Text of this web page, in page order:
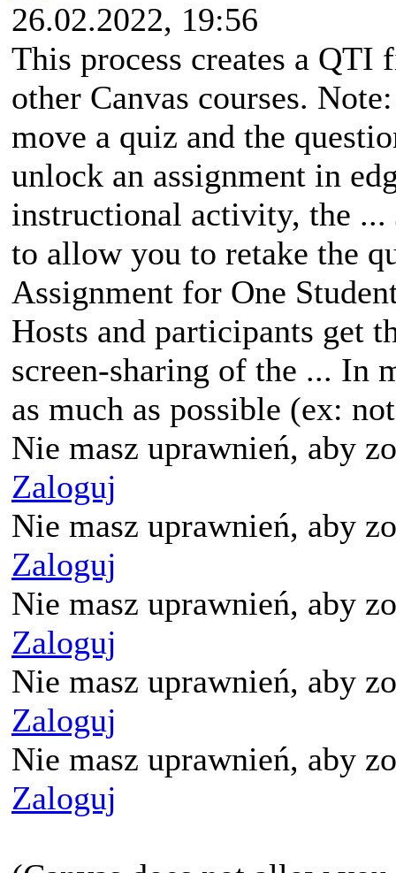
26.02.2022, 19:56
This process creates a
other Canvas courses.
move a quiz and the
unlock an assignment in
instructional activity, the ...
to allow you to retake the
Assignment for One
Hosts and participants get
screen-sharing of the ... In
as much as possible (ex:
Nie masz uprawnień, aby
Zaloguj
Nie masz uprawnień, aby
Zaloguj
Nie masz uprawnień, aby
Zaloguj
Nie masz uprawnień, aby
Zaloguj
Nie masz uprawnień, aby
Zaloguj